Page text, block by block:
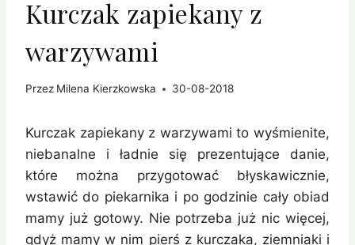
Kurczak zapiekany z
warzywami
Przez Milena Kierzkowska 30-08-2018
Kurczak zapiekany z warzywami to wyśmienite,
niebanalne i ładnie się prezentujące danie,
które można przygotować błyskawicznie,
wstawić do piekarnika i po godzinie cały obiad
mamy już gotowy. Nie potrzeba już nic więcej,
gdyż mamy w nim pierś z kurczaka, ziemniaki i